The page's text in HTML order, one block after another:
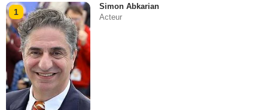
1
Simon Abkarian
Acteur